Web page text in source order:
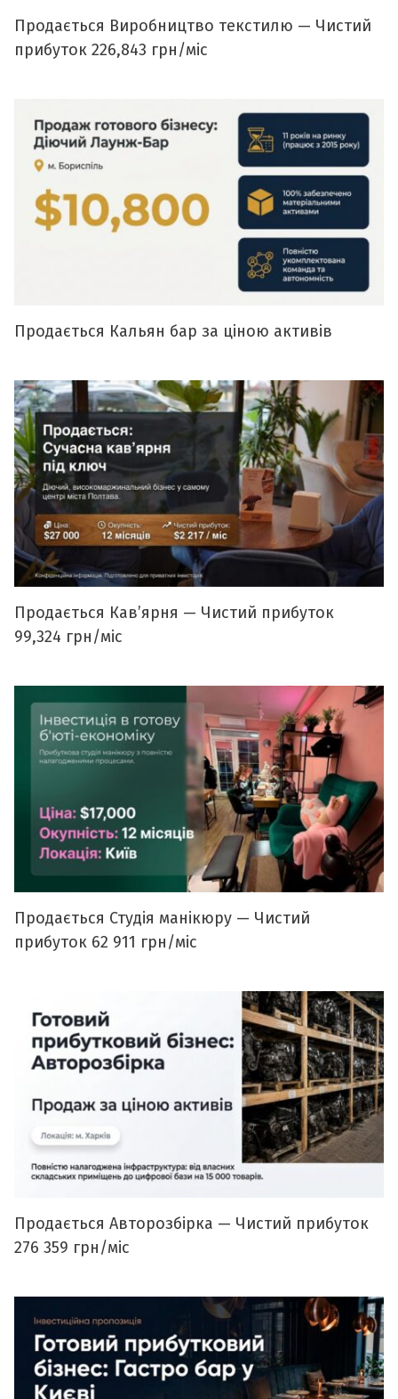
Продається Виробництво текстилю — Чистий
прибуток 226,843 грн/міс
Продається Кальян бар за ціною активів
Продається Кавʼярня — Чистий прибуток
99,324 грн/міс
Продається Студія манікюру — Чистий
прибуток 62 911 грн/міс
Продається Авторозбірка — Чистий прибуток
276 359 грн/міс